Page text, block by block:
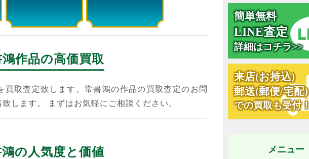
作品の高価買取
買取査定致します。常書鴻の作品の買取査定のお問
します。 まずはお気軽にご相談ください。
の人気度と価値
簡単無料
LINE査定
詳細はコチラ>>
来店(お持込)
郵送(郵便/宅配)
での買取も受付！
メニュー